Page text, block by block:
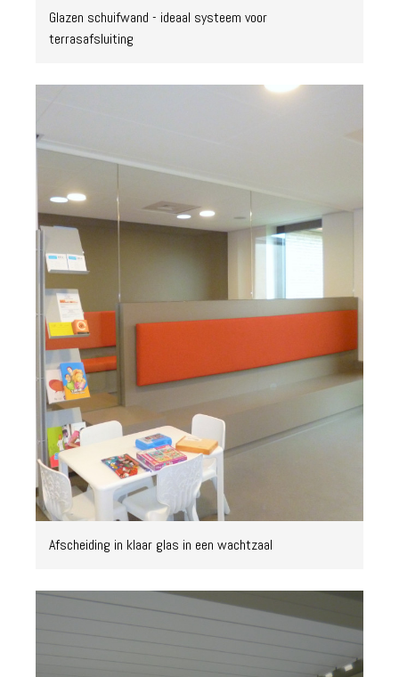
Glazen schuifwand - ideaal systeem voor
terrasafsluiting
Afscheiding in klaar glas in een wachtzaal